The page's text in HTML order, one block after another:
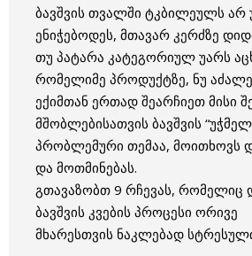
ბავშვის თვალში ტკბილეულს არ
ენიჭებოდეს, მთავარ კერძზე
თუ პატარა კატეგორიულ უარს
რომელიმე პროდუქტზე, ნუ
ექიმთან ერთად შეარჩიეთ მისი
მშობლებისათვის ბავშვის
პრობლემური თემაა, მოითხოვს
და მოთმინებას.
გთავაზობთ 9 რჩევას, რომელიც
ბავშვის კვების პროცესი ორივე
მხარესთვის ნაკლებად